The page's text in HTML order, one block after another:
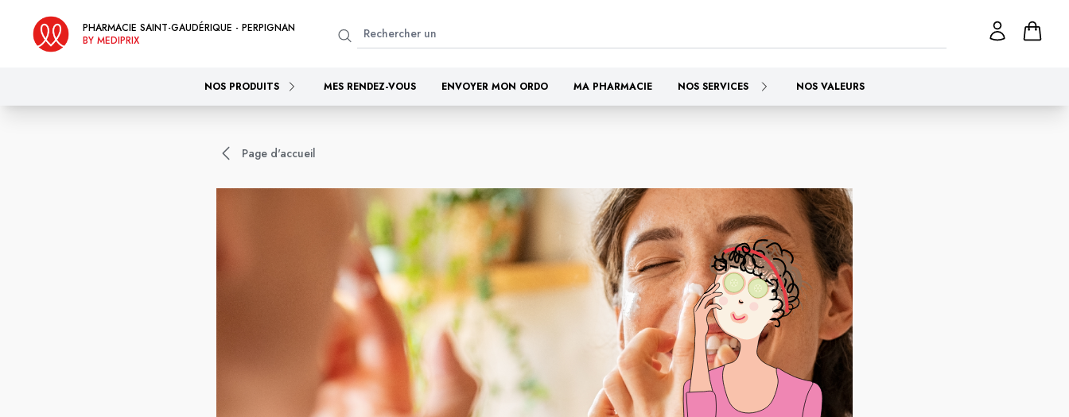
PHARMACIE SAINT-GAUDÉRIQUE - PERPIGNAN
BY MEDIPRIX
NOS PRODUITS MES RENDEZ-VOUS ENVOYER MON ORDO MA PHARMACIE NOS SERVICES NOS VALEURS
Page d'accueil